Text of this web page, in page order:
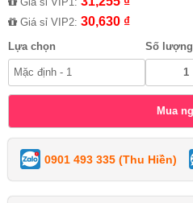
Giá sỉ VIP2: 30,630 ₫
Lựa chọn Số lượng
0901 493 335 (Thu Hiền)